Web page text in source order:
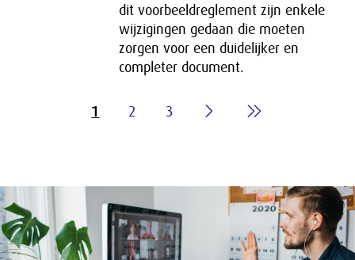
dit voorbeeldreglement zijn enkele
wijzigingen gedaan die moeten
zorgen voor een duidelijker en
completer document.
1 2 3